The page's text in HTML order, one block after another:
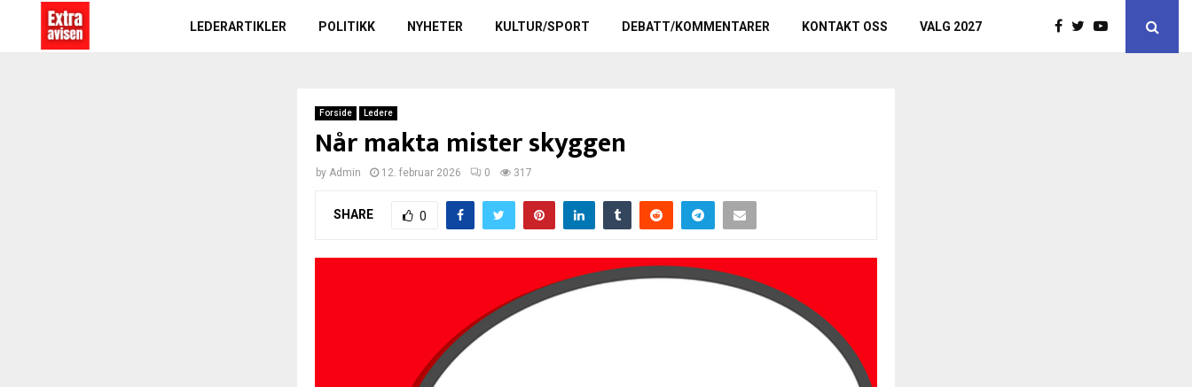
LEDERARTIKLER POLITIKK NYHETER KULTUR/SPORT DEBATT/KOMMENTARER KONTAKT OSS VALG 2027
Forside Ledere
Når makta mister skyggen
by Admin 12. februar 2026 0 317
SHARE 0